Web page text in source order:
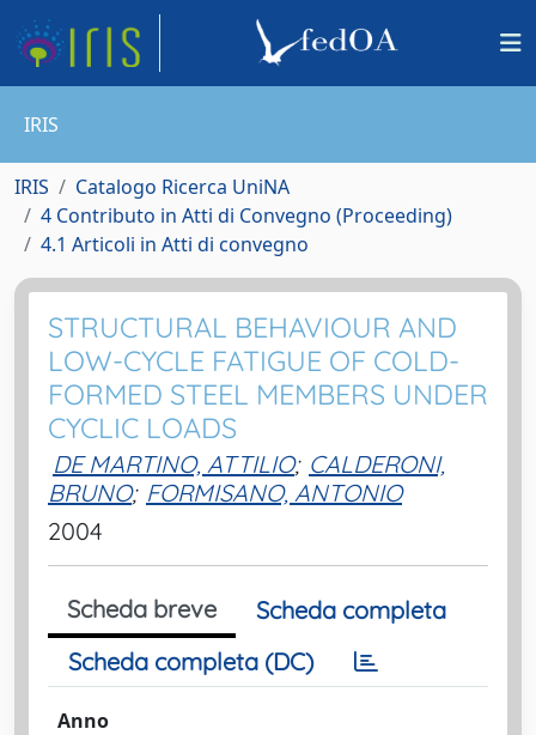
IRIS
IRIS
Catalogo Ricerca UniNA
4 Contributo in Atti di Convegno (Proceeding)
4.1 Articoli in Atti di convegno
STRUCTURAL BEHAVIOUR AND
LOW-CYCLE FATIGUE OF COLD-
FORMED STEEL MEMBERS UNDER
CYCLIC LOADS
DE MARTINO, ATTILIO; CALDERONI,
BRUNO; FORMISANO, ANTONIO
2004
Scheda breve
Scheda completa
Scheda completa (DC)
Anno